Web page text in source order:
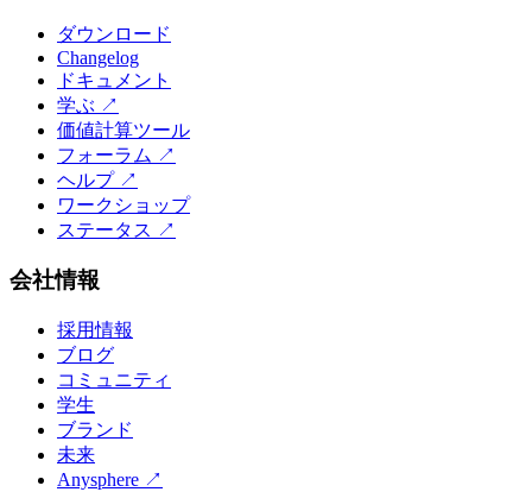
ダウンロード
Changelog
ドキュメント
学ぶ ↗
価値計算ツール
フォーラム ↗
ヘルプ↗
ワークショップ
ステータス ↗
会社情報
採用情報
ブログ
コミュニティ
学生
ブランド
未来
Anysphere ↗